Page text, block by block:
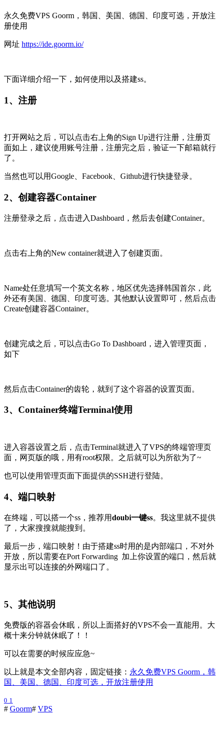
永久免费VPS Goorm，韩国、美国、德国、印度可选，开放注
册使用
网址 https://ide.goorm.io/
下面详细介绍一下，如何使用以及搭建ss。
1、注册
打开网站之后，可以点击右上角的Sign Up进行注册，注册页
面如上，建议使用账号注册，注册完之后，验证一下邮箱就行
了。
当然也可以用Google、Facebook、Github进行快捷登录。
2、创建容器Container
注册登录之后，点击进入Dashboard，然后去创建Container。
点击右上角的New container就进入了创建页面。
Name处任意填写一个英文名称，地区优先选择韩国首尔，此
外还有美国、德国、印度可选。其他默认设置即可，然后点击
Create创建容器Container。
创建完成之后，可以点击Go To Dashboard，进入管理页面，
如下
然后点击Container的齿轮，就到了这个容器的设置页面。
3、Container终端Terminal使用
进入容器设置之后，点击Terminal就进入了VPS的终端管理页
面，网页版的哦，用有root权限。之后就可以为所欲为了~
也可以使用管理页面下面提供的SSH进行登陆。
4、端口映射
在终端，可以搭一个ss，推荐用doubi一键ss。我这里就不提供
了，大家搜搜就能搜到。
最后一步，端口映射！由于搭建ss时用的是内部端口，不对外
开放，所以需要在Port Forwarding 加上你设置的端口，然后就
显示出可以连接的外网端口了。
5、其他说明
免费版的容器会休眠，所以上面搭好的VPS不会一直能用。大
概十来分钟就休眠了！！
可以在需要的时候应应急~
以上就是本文全部内容，固定链接： 永久免费VPS Goorm，韩
国、美国、德国、印度可选，开放注册使用
0 1
# Goorm# VPS